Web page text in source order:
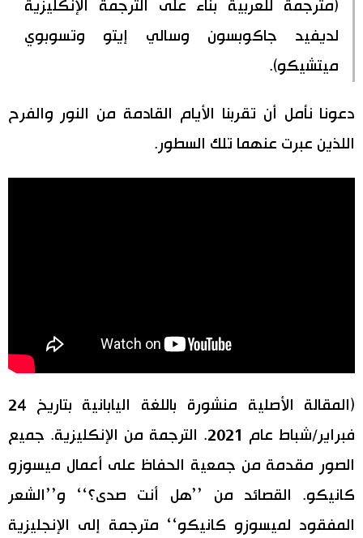
(مترجمة للعربية بناء على الترجمة الإنكليزية
لديفيد جاكوبسون وسالي إيتو وتسوبوي
ميتشيكو).
دعونا نأمل أن تقربنا الأيام القادمة من النور والفرح
اللذين عبرت عنهما تلك السطور.
(المقالة الأصلية منشورة باللغة اليابانية بتاريخ 24
فبراير/شباط عام 2021. الترجمة من الإنكليزية. جميع
الصور مقدمة من جمعية الحفاظ على أعمال ميسوزو
كانيكو. القصائد من ’’هل أنت صدى؟‘‘ و’’الشعر
المفقود لميسوزو كانيكو‘‘ مترجمة إلى الإنجليزية